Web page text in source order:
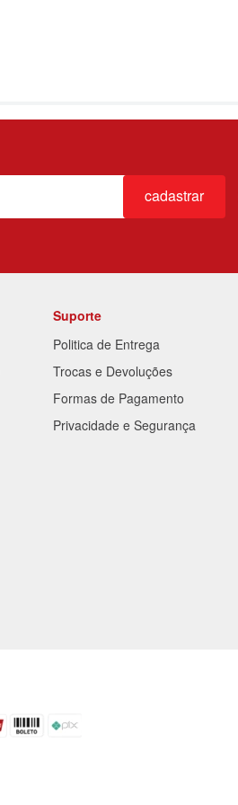
cadastrar
Suporte
Politica de Entrega
Trocas e Devoluções
Formas de Pagamento
Privacidade e Segurança